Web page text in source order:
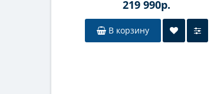
219 990р.
В корзину